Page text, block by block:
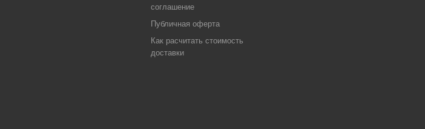
соглашение
Публичная оферта
Как расчитать стоимость
доставки